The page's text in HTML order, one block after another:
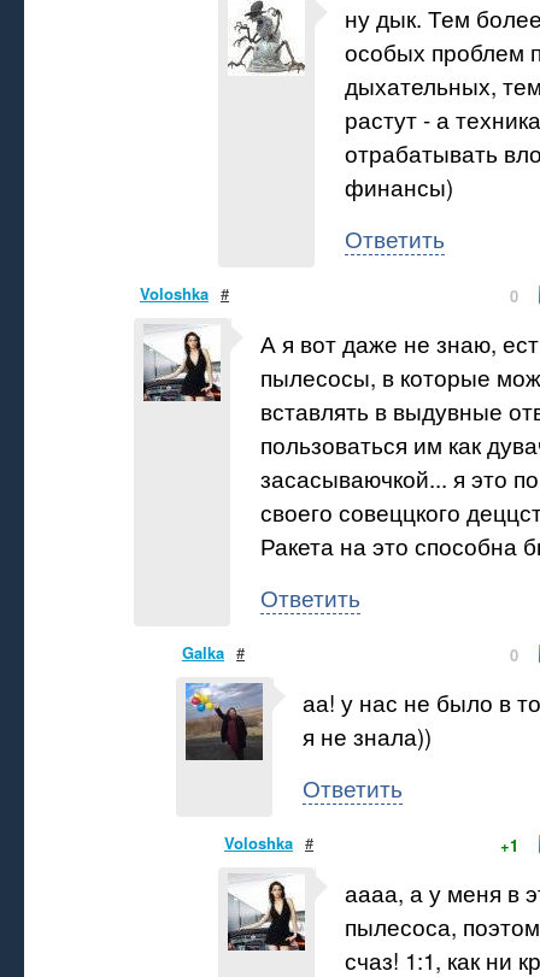
ну дык. Тем
особых проблем
дыхательных,
растут - а
отрабатывать
финансы)
Ответить
Voloshka # 0
А я вот даже не знаю,
пылесосы, в которые
вставлять в выдувные
пользоваться им как
засасываючкой... я это
своего совеццкого
Ракета на это способна
Ответить
Galka # 0
аа! у нас не было в
я не знала))
Ответить
Voloshka # +1
аааа, а у меня в
пылесоса,
счаз! 1:1, как ни